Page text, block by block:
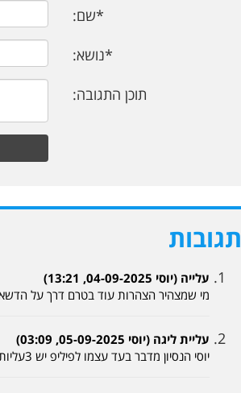
*שם:
*נושא:
תוכן התגובה:
תגובות
עלייה (יוסי 04-09-2025, 13:21)
מי שמצהיר הצהרות עוד בטרם דרך על
עליית ליגה (יוסי 05-09-2025, 03:09)
יוסי הנסיון מדבר בעד עצמו לפיליפ יש 3עליות לליגה הלאומית אז הרביעית בדרך בדרך כלל הוא לא טועה בהצלחה לקרית גת מחר וגם בסוף העונה